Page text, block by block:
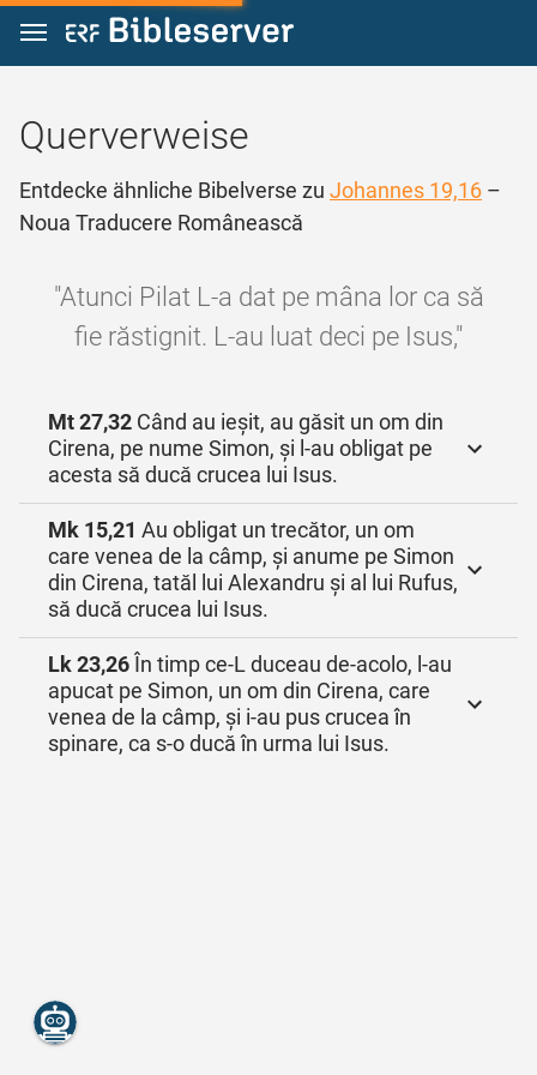
Zum Inhalt springen
Querverweise
Entdecke ähnliche Bibelverse zu Johannes 19,16 –
Noua Traducere Românească
"Atunci Pilat L‑a dat pe mâna lor ca să
fie răstignit. L‑au luat deci pe Isus,"
Mt 27,32 Când au ieșit, au găsit un om din
Cirena, pe nume Simon, și l‑au obligat pe
acesta să ducă crucea lui Isus.
Mk 15,21 Au obligat un trecător, un om
care venea de la câmp, și anume pe Simon
din Cirena, tatăl lui Alexandru și al lui Rufus,
să ducă crucea lui Isus.
Lk 23,26 În timp ce‑L duceau de‑acolo, l‑au
apucat pe Simon, un om din Cirena, care
venea de la câmp, și i‑au pus crucea în
spinare, ca s‑o ducă în urma lui Isus.